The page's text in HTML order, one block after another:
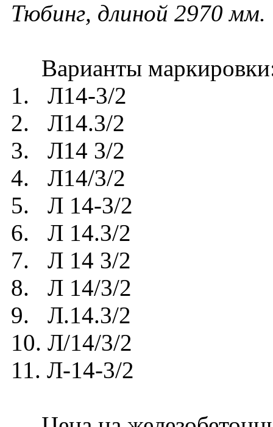
Тюбинг, длиной 2970 мм.
Варианты
1. Л14-3/2
2. Л14.3/2
3. Л14 3/2
4. Л14/3/2
5. Л 14-3/2
6. Л 14.3/2
7. Л 14 3/2
8. Л 14/3/2
9. Л.14.3/2
10. Л/14/3/2
11. Л-14-3/2